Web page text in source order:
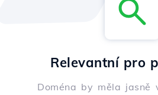
Relevantní pro
Doména by měla jasně